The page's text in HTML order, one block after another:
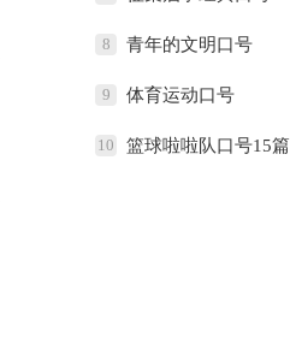
8 青年的文明口号
9 体育运动口号
10 篮球啦啦队口号15篇